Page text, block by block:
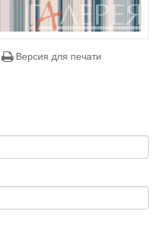
Версия для печати